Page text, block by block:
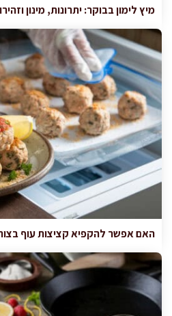
מיץ לימון בבוקר: יתרונות, מינון
האם אפשר להקפיא קציצות עוף